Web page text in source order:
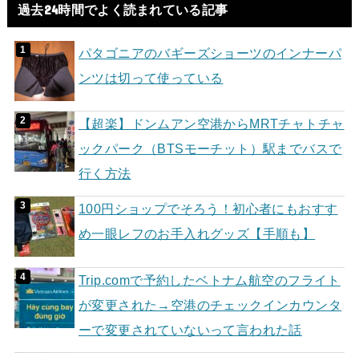
過去24時間でよく読まれている記事
パタゴニアのバギーズショーツのインナーパ
ンツは切って使っている
【超楽】ドンムアン空港からMRTチャトチャ
ックパーク（BTSモーチット）駅までバスで
行く方法
100円ショップでそろう！初心者にもおすす
め一眼レフのお手入れグッズ【手順も】
Trip.comで予約したベトナム航空のフライト
が変更された→空港のチェックインカウンタ
ーで変更されていないって言われた話